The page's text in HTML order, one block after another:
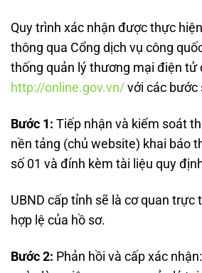
Quy trình xác nhận được thực
thông qua Cổng dịch vụ công
thống quản lý thương mại điện tử
http://online.gov.vn/ với các bước
Bước 1: Tiếp nhận và kiểm soát
nền tảng (chủ website) khai báo
số 01 và đính kèm tài liệu quy
UBND cấp tỉnh sẽ là cơ quan trực
hợp lệ của hồ sơ.
Bước 2: Phản hồi và cấp xác